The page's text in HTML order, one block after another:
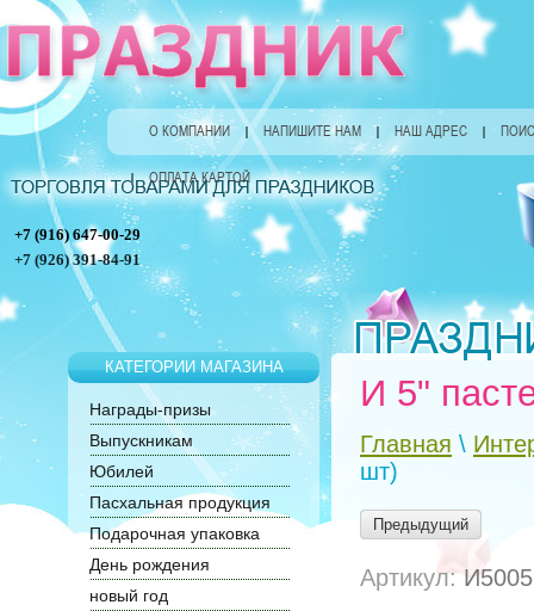
+7 (916) 647-00-29
+7 (926) 391-84-91
О КОМПАНИИ НАПИШИТЕ НАМ НАШ АДРЕС
ОПЛАТА КАРТОЙ
И 5"
Главная \
шт)
Предыдущий
Артикул:И5005
КАТЕГОРИИ МАГАЗИНА
Награды-призы
Выпускникам
Юбилей
Пасхальная продукция
Подарочная упаковка
День рождения
новый год